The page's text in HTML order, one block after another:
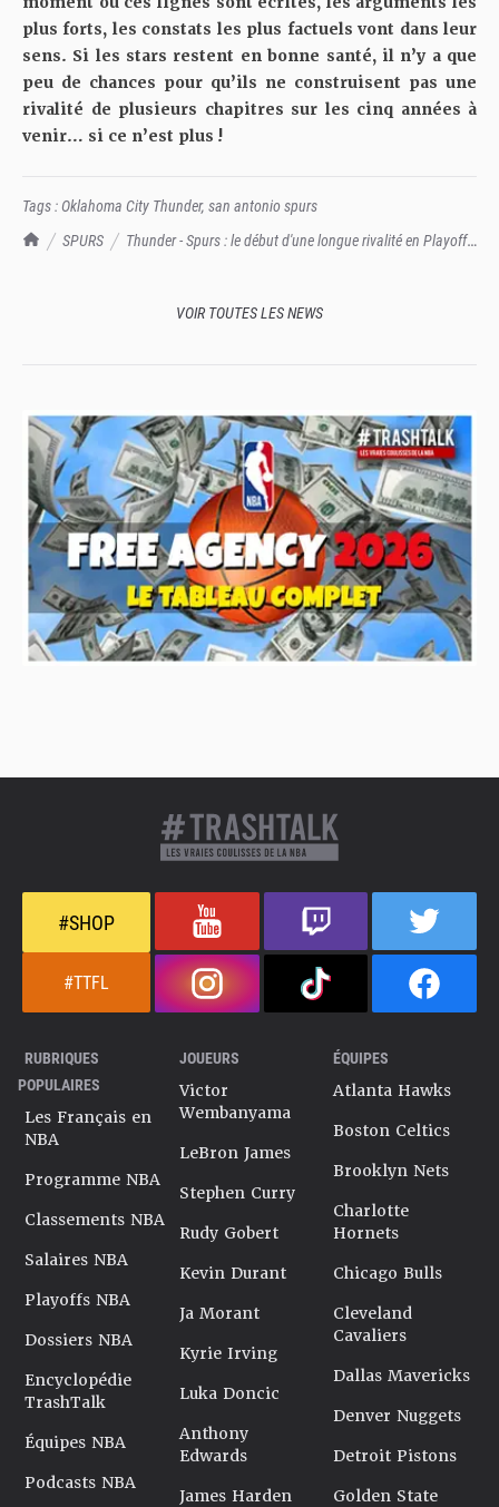
TrashTalk Actu NBA
SPURS
Thunder - Spurs : le début d'une longue rivalité en Playoffs
plus forts, les constats les plus factuels vont dans leur
sens. Si les stars restent en bonne santé, il n’y a que
peu de chances pour qu’ils ne construisent pas une
rivalité de plusieurs chapitres sur les cinq années à
venir… si ce n’est plus !
Tags :Oklahoma City Thunder, san antonio spurs
VOIR TOUTES LES NEWS
#SHOP
#TTFL
RUBRIQUES
POPULAIRES
Les Français en
NBA
Programme NBA
Classements NBA
Salaires NBA
Playoffs NBA
Dossiers NBA
Encyclopédie
TrashTalk
Équipes NBA
Podcasts NBA
JOUEURS
Victor
Wembanyama
LeBron James
Stephen Curry
Rudy Gobert
Kevin Durant
Ja Morant
Kyrie Irving
Luka Doncic
Anthony
Edwards
James Harden
ÉQUIPES
Atlanta Hawks
Boston Celtics
Brooklyn Nets
Charlotte
Hornets
Chicago Bulls
Cleveland
Cavaliers
Dallas Mavericks
Denver Nuggets
Detroit Pistons
Golden State